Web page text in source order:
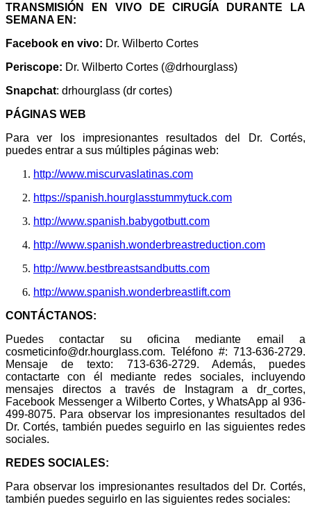
TRANSMISIÓN EN VIVO DE CIRUGÍA DURANTE LA
SEMANA EN:
Facebook en vivo: Dr. Wilberto Cortes
Periscope: Dr. Wilberto Cortes (@drhourglass)
Snapchat: drhourglass (dr cortes)
PÁGINAS WEB
Para ver los impresionantes resultados del Dr. Cortés,
puedes entrar a sus múltiples páginas web:
http://www.miscurvaslatinas.com
https://spanish.hourglasstummytuck.com
http://www.spanish.babygotbutt.com
http://www.spanish.wonderbreastreduction.com
http://www.bestbreastsandbutts.com
http://www.spanish.wonderbreastlift.com
CONTÁCTANOS:
Puedes contactar su oficina mediante email a
cosmeticinfo@dr.hourglass.com. Teléfono #: 713-636-2729.
Mensaje de texto: 713-636-2729. Además, puedes
contactarte con él mediante redes sociales, incluyendo
mensajes directos a través de Instagram a dr_cortes,
Facebook Messenger a Wilberto Cortes, y WhatsApp al 936-
499-8075. Para observar los impresionantes resultados del
Dr. Cortés, también puedes seguirlo en las siguientes redes
sociales.
REDES SOCIALES:
Para observar los impresionantes resultados del Dr. Cortés,
también puedes seguirlo en las siguientes redes sociales: